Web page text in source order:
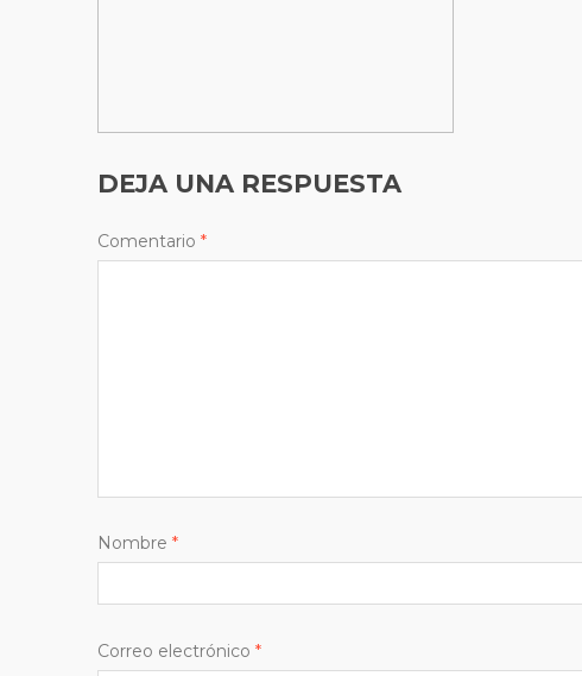
DEJA UNA RESPUESTA
Comentario *
Nombre *
Correo electrónico *